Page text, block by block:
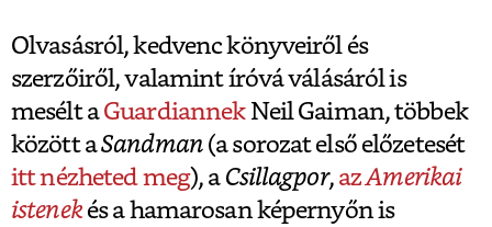
Olvasásról, kedvenc könyveiről és
szerzőiről, valamint íróvá válásáról is
mesélt aGuardiannek Neil Gaiman, többek
között aSandman(a sorozat első előzetesét
itt nézheted meg), a Csillagpor, azAmerikai
istenekés a hamarosan képernyőn is